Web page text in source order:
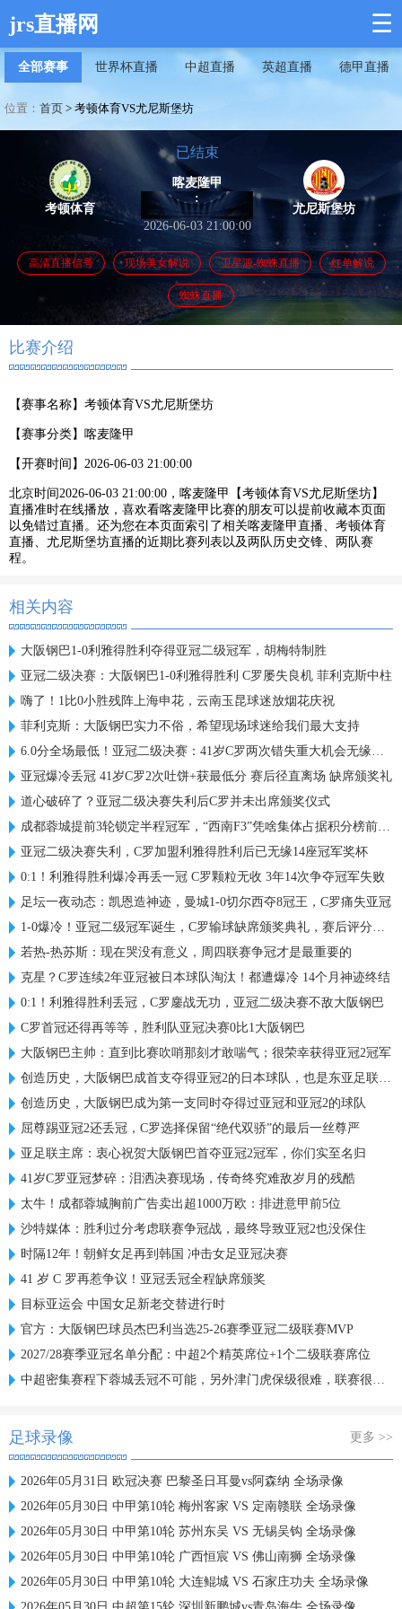
jrs直播网 ☰
全部赛事 世界杯直播 中超直播 英超直播 德甲直播
位置： 首页 > 考顿体育VS尤尼斯堡坊
考顿体育
已结束
喀麦隆甲
:
2026-06-03 21:00:00
尤尼斯堡坊
高清直播信号 现场美女解说 卫星源-蜘蛛直播 红单解说
蜘蛛直播
比赛介绍
【赛事名称】 考顿体育VS尤尼斯堡坊
【赛事分类】 喀麦隆甲
【开赛时间】 2026-06-03 21:00:00
北京时间2026-06-03 21:00:00，喀麦隆甲【考顿体育VS尤尼斯堡坊】
直播准时在线播放，喜欢看喀麦隆甲比赛的朋友可以提前收藏本页面
以免错过直播。还为您在本页面索引了相关喀麦隆甲直播、考顿体育
直播、尤尼斯堡坊直播的近期比赛列表以及两队历史交锋、两队赛
程。
相关内容
大阪钢巴1-0利雅得胜利夺得亚冠二级冠军，胡梅特制胜
亚冠二级决赛：大阪钢巴1-0利雅得胜利 C罗屡失良机 菲利克斯中柱
嗨了！1比0小胜残阵上海申花，云南玉昆球迷放烟花庆祝
菲利克斯：大阪钢巴实力不俗，希望现场球迷给我们最大支持
6.0分全场最低！亚冠二级决赛：41岁C罗两次错失重大机会无缘首冠
亚冠爆冷丢冠 41岁C罗2次吐饼+获最低分 赛后径直离场 缺席颁奖礼
道心破碎了？亚冠二级决赛失利后C罗并未出席颁奖仪式
成都蓉城提前3轮锁定半程冠军，“西南F3”凭啥集体占据积分榜前三？
亚冠二级决赛失利，C罗加盟利雅得胜利后已无缘14座冠军奖杯
0:1！利雅得胜利爆冷再丢一冠 C罗颗粒无收 3年14次争夺冠军失败
足坛一夜动态：凯恩造神迹，曼城1-0切尔西夺8冠王，C罗痛失亚冠
1-0爆冷！亚冠二级冠军诞生，C罗输球缺席颁奖典礼，赛后评分出炉
若热-热苏斯：现在哭没有意义，周四联赛争冠才是最重要的
克星？C罗连续2年亚冠被日本球队淘汰！都遭爆冷 14个月神迹终结
0:1！利雅得胜利丢冠，C罗鏖战无功，亚冠二级决赛不敌大阪钢巴
C罗首冠还得再等等，胜利队亚冠决赛0比1大阪钢巴
大阪钢巴主帅：直到比赛吹哨那刻才敢喘气；很荣幸获得亚冠2冠军
创造历史，大阪钢巴成首支夺得亚冠2的日本球队，也是东亚足联首队
创造历史，大阪钢巴成为第一支同时夺得过亚冠和亚冠2的球队
屈尊踢亚冠2还丢冠，C罗选择保留“绝代双骄”的最后一丝尊严
亚足联主席：衷心祝贺大阪钢巴首夺亚冠2冠军，你们实至名归
41岁C罗亚冠梦碎：泪洒决赛现场，传奇终究难敌岁月的残酷
太牛！成都蓉城胸前广告卖出超1000万欧：排进意甲前5位
沙特媒体：胜利过分考虑联赛争冠战，最终导致亚冠2也没保住
时隔12年！朝鲜女足再到韩国 冲击女足亚冠决赛
41 岁 C 罗再惹争议！亚冠丢冠全程缺席颁奖
目标亚运会 中国女足新老交替进行时
官方：大阪钢巴球员杰巴利当选25-26赛季亚冠二级联赛MVP
2027/28赛季亚冠名单分配：中超2个精英席位+1个二级联赛席位
中超密集赛程下蓉城丢冠不可能，另外津门虎保级很难，联赛很无聊
足球录像 更多 >>
2026年05月31日 欧冠决赛 巴黎圣日耳曼vs阿森纳 全场录像
2026年05月30日 中甲第10轮 梅州客家 VS 定南赣联 全场录像
2026年05月30日 中甲第10轮 苏州东吴 VS 无锡吴钩 全场录像
2026年05月30日 中甲第10轮 广西恒宸 VS 佛山南狮 全场录像
2026年05月30日 中甲第10轮 大连鲲城 VS 石家庄功夫 全场录像